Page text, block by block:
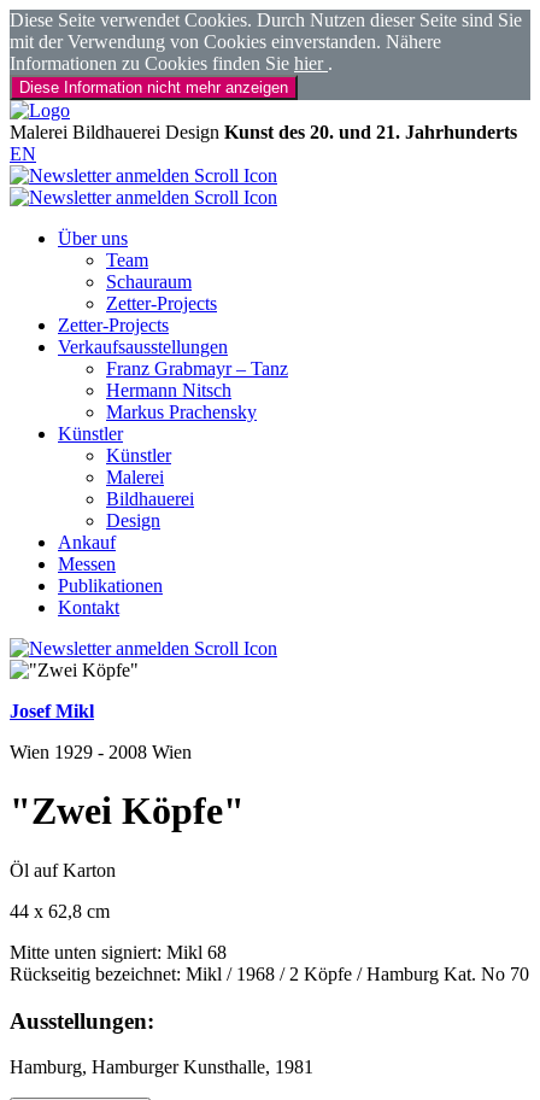
Diese Seite verwendet Cookies. Durch Nutzen dieser Seite sind Sie
mit der Verwendung von Cookies einverstanden. Nähere
Informationen zu Cookies finden Sie hier .
Diese Information nicht mehr anzeigen
Malerei Bildhauerei Design Kunst des 20. und 21. Jahrhunderts
EN
Über uns
Team
Schauraum
Zetter-Projects
Zetter-Projects
Verkaufsausstellungen
Franz Grabmayr – Tanz
Hermann Nitsch
Markus Prachensky
Künstler
Künstler
Malerei
Bildhauerei
Design
Ankauf
Messen
Publikationen
Kontakt
Josef Mikl
Wien 1929 - 2008 Wien
"Zwei Köpfe"
Öl auf Karton
44 x 62,8 cm
Mitte unten signiert: Mikl 68
Rückseitig bezeichnet: Mikl / 1968 / 2 Köpfe / Hamburg Kat. No 70
Ausstellungen:
Hamburg, Hamburger Kunsthalle, 1981